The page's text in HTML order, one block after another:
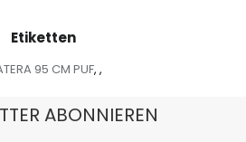
Etiketten
95 CM PUF, ,
ABONNIEREN